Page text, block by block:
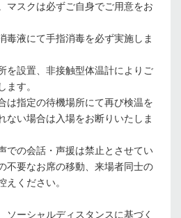
マスクは必ずご自身でご用意をお
毒液にて手指消毒を必ず実施しま
を設置、非接触型体温計によりご
ます。
は指定の待機場所にて再び検温を
ない場合は入場をお断りいたしま
での会話・声援は禁止とさせてい
不要なお席の移動、来場者同士の
えください。
ーシャルディスタンスに基づく